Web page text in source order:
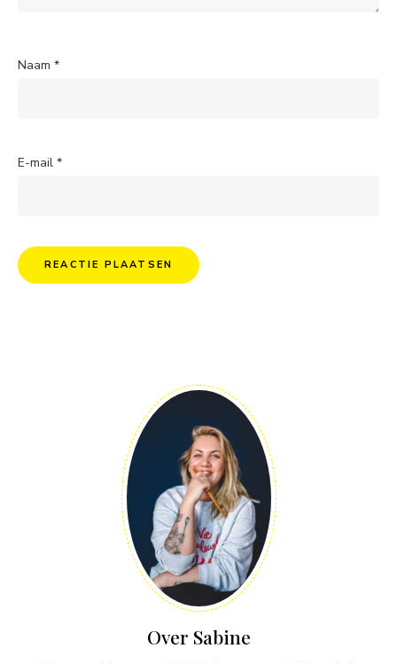
Naam *
E-mail *
Over Sabine